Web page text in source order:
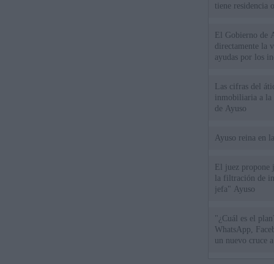
tiene residencia
El Gobierno de
directamente la
ayudas por los
Las cifras del
inmobiliaria a la
de Ayuso
Ayuso reina en
El juez propone
la filtración de
jefa" Ayuso
"¿Cuál es el
WhatsApp,
un nuevo cruce